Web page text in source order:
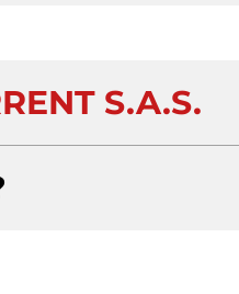
S.A.S.